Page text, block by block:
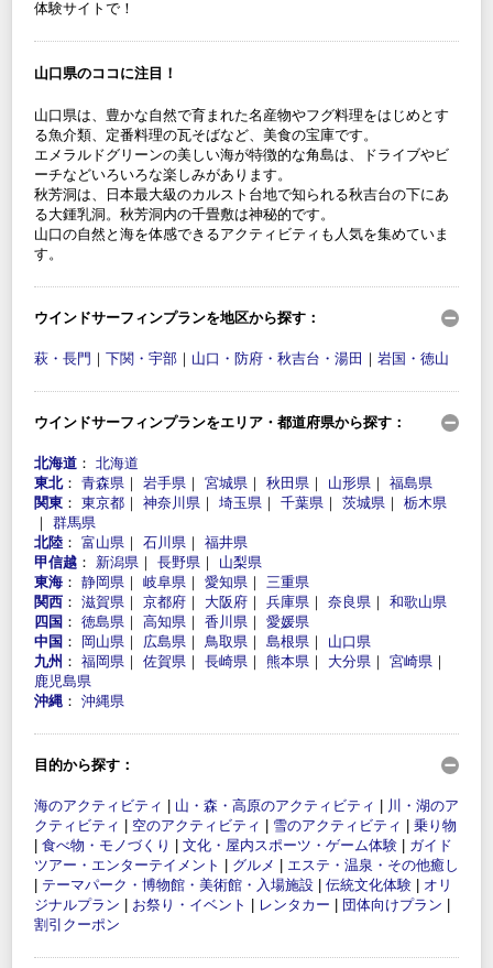
体験サイトで！
山口県のココに注目！
山口県は、豊かな自然で育まれた名産物やフグ料理をはじめとす
る魚介類、定番料理の瓦そばなど、美食の宝庫です。
エメラルドグリーンの美しい海が特徴的な角島は、ドライブやビ
ーチなどいろいろな楽しみがあります。
秋芳洞は、日本最大級のカルスト台地で知られる秋吉台の下にあ
る大鍾乳洞。秋芳洞内の千畳敷は神秘的です。
山口の自然と海を体感できるアクティビティも人気を集めていま
す。
ウインドサーフィンプランを地区から探す：
萩・長門 ｜ 下関・宇部 ｜ 山口・防府・秋吉台・湯田 ｜ 岩国・徳山
ウインドサーフィンプランをエリア・都道府県から探す：
北海道 ： 北海道
東北： 青森県 ｜ 岩手県 ｜ 宮城県 ｜ 秋田県 ｜ 山形県 ｜ 福島県
関東 ： 東京都 ｜ 神奈川県 ｜ 埼玉県 ｜ 千葉県 ｜ 茨城県 ｜ 栃木県
｜ 群馬県
北陸 ： 富山県 ｜ 石川県 ｜ 福井県
甲信越 ： 新潟県 ｜ 長野県 ｜ 山梨県
東海 ： 静岡県 ｜ 岐阜県 ｜ 愛知県 ｜ 三重県
関西 ： 滋賀県 ｜ 京都府 ｜ 大阪府 ｜ 兵庫県 ｜ 奈良県 ｜ 和歌山県
四国 ： 徳島県 ｜ 高知県 ｜ 香川県 ｜ 愛媛県
中国 ： 岡山県 ｜ 広島県 ｜ 鳥取県 ｜ 島根県 ｜ 山口県
九州 ： 福岡県 ｜ 佐賀県 ｜ 長崎県 ｜ 熊本県 ｜ 大分県 ｜ 宮崎県 ｜
鹿児島県
沖縄 ： 沖縄県
目的から探す：
海のアクティビティ 山・森・高原のアクティビティ
川・湖のア
クティビティ
空のアクティビティ 雪のアクティビティ
乗り物
食べ物・モノづくり 文化・屋内スポーツ・ゲーム体験
ガイド
ツアー・エンターテイメント
グルメ
エステ・温泉・その他癒し
テーマパーク・博物館・美術館・入場施設 伝統文化体験
オリ
ジナルプラン
お祭り・イベント レンタカー 団体向けプラン
割引クーポン